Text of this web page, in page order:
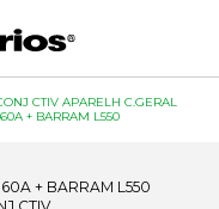
CTIV APARELH C.GERAL
+ BARRAM L550